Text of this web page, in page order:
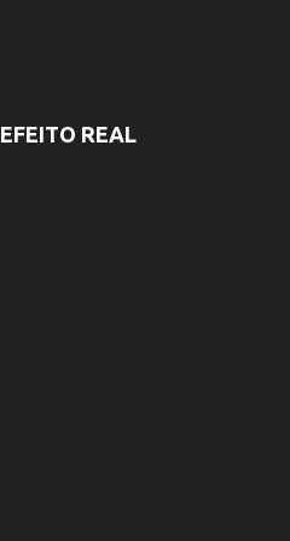
EFEITO REAL